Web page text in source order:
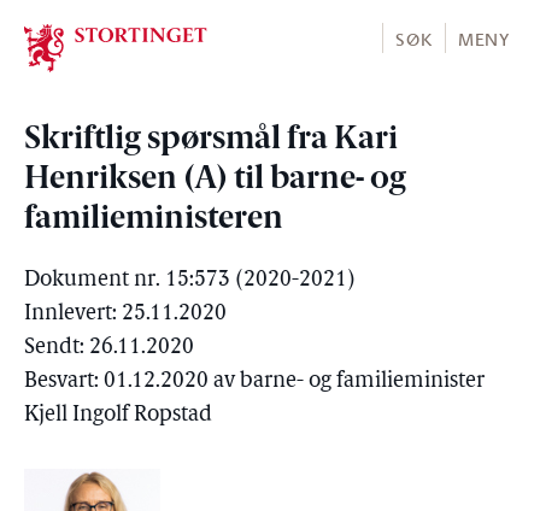
Stortinget.no
SØK MENY
Skriftlig spørsmål fra Kari
Henriksen (A) til barne- og
familieministeren
Dokument nr. 15:573 (2020-2021)
Innlevert: 25.11.2020
Sendt: 26.11.2020
Besvart: 01.12.2020 av barne- og familieminister
Kjell Ingolf Ropstad